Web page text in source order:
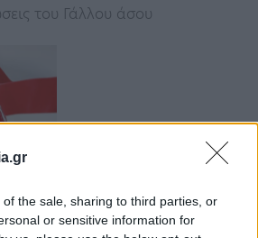
the sale, sharing to third parties, or
or sensitive information for
του Γάλλου άσου
την πρόκριση!»